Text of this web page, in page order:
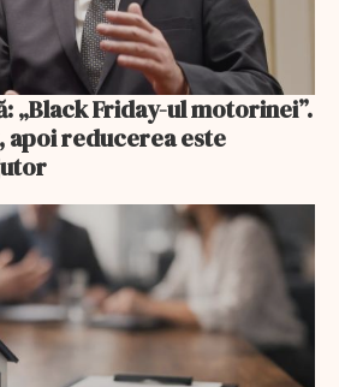
„Black Friday-ul motorinei”.
apoi reducerea este